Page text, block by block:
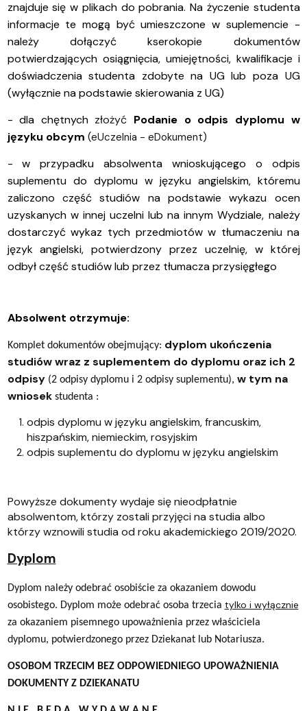
znajduje się w plikach do pobrania. Na życzenie studenta
informacje te mogą być umieszczone w suplemencie -
należy dołączyć kserokopie dokumentów
potwierdzających osiągnięcia, umiejętności, kwalifikacje i
doświadczenia studenta zdobyte na UG lub poza UG
(wyłącznie na podstawie skierowania z UG)
- dla chętnych złożyć Podanie o odpis dyplomu w
języku obcym (eUczelnia - eDokument)
- w przypadku absolwenta wnioskującego o odpis
suplementu do dyplomu w języku angielskim, któremu
zaliczono część studiów na podstawie wykazu ocen
uzyskanych w innej uczelni lub na innym Wydziale, należy
dostarczyć wykaz tych przedmiotów w tłumaczeniu na
język angielski, potwierdzony przez uczelnię, w której
odbył część studiów lub przez tłumacza przysięgłego
Absolwent otrzymuje:
Komplet dokumentów obejmujący: dyplom ukończenia
studiów wraz z suplementem do dyplomu oraz ich 2
odpisy(2 odpisy dyplomu i 2 odpisy suplementu), w tym na
wniosekstudenta :
odpis dyplomu w języku angielskim, francuskim,
hiszpańskim, niemieckim, rosyjskim
odpis suplementu do dyplomu w języku angielskim
Powyższe dokumenty wydaje się nieodpłatnie
absolwentom, którzy zostali przyjęci na studia albo
którzy wznowili studia od roku akademickiego 2019/2020.
Dyplom
Dyplom należy odebrać osobiście za okazaniem dowodu
osobistego. Dyplom może odebrać osoba trzecia tylko i wyłącznie
za okazaniem pisemnego upoważnienia przez właściciela
dyplomu, potwierdzonego przez Dziekanat lub Notariusza.
OSOBOM TRZECIM BEZ ODPOWIEDNIEGO UPOWAŻNIENIA
DOKUMENTY Z DZIEKANATU